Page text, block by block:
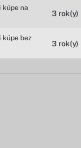
kúpe na
3 rok(y)
kúpe bez
3 rok(y)